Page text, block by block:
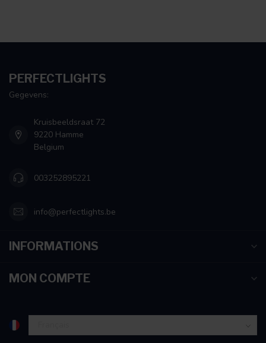
PERFECTLIGHTS
Gegevens:
Kruisbeeldsraat 72
9220 Hamme
Belgium
003252895221
info@perfectlights.be
INFORMATIONS
MON COMPTE